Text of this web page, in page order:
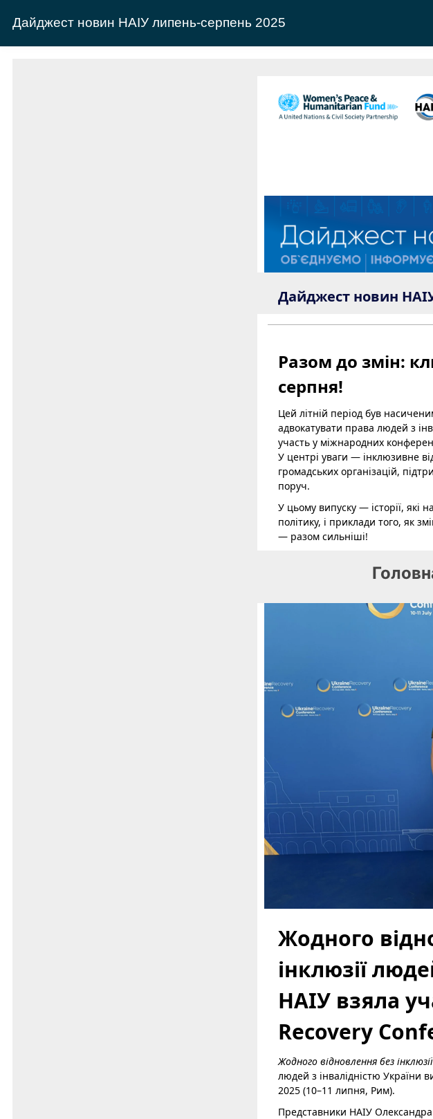
Дайджест новин НАІУ липень-серпень 2025
Дайджест новин
Разом до змін:
серпня!
Цей літній період був
адвокатувати права людей з
участь у міжнародних
У центрі уваги — інклюзивне
громадських організацій,
поруч.
У цьому випуску — історії, які
політику, і приклади того, як
— разом сильніші!
Жодного
інклюзії
НАІУ взяла
Recovery
Жодного відновлення без інклюзії
людей з інвалідністю України
2025 (10–11 липня, Рим).
Представники НАІУ